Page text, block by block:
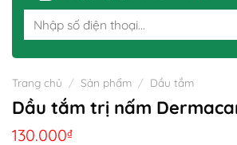
Trang chủ / Sản phẩm / Dầu tắm
Dầu tắm trị nấm
130.000₫